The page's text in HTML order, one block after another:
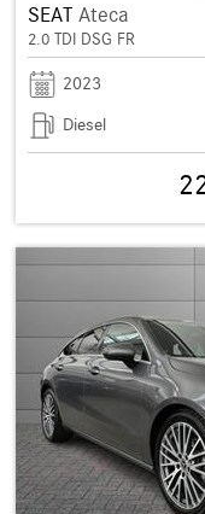
SEAT Ateca
2.0 TDI DSG FR
2023
Diesel